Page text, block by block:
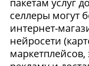
селлеры могут
интернет-
нейросети